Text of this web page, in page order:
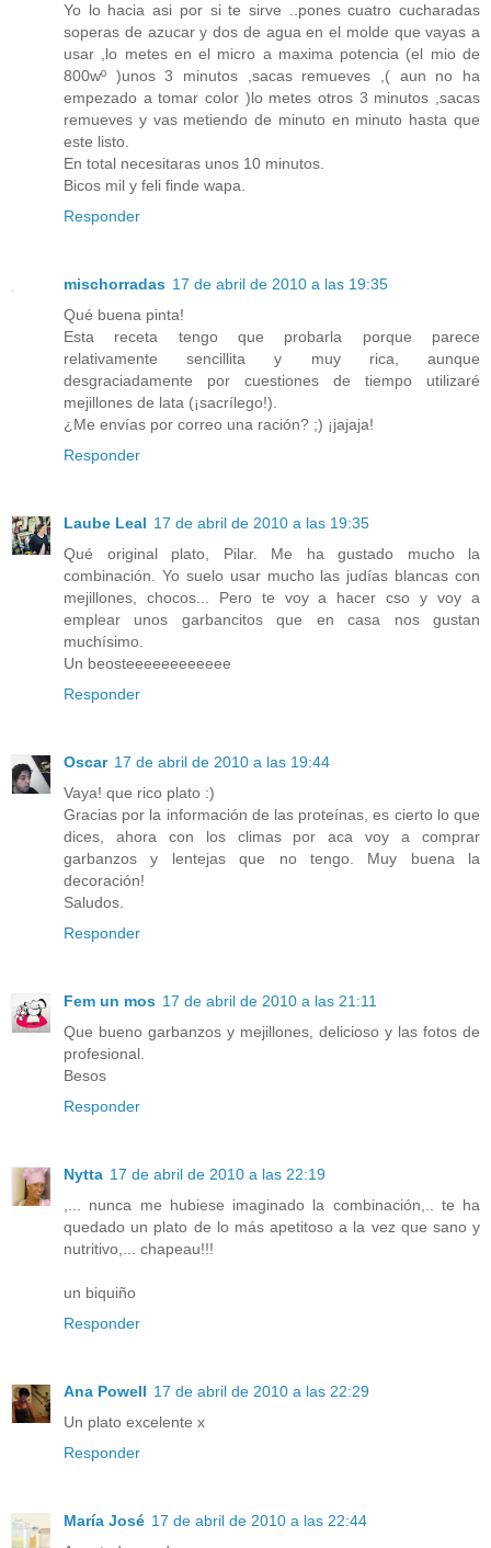
Yo lo hacia asi por si te sirve ..pones cuatro cucharadas
soperas de azucar y dos de agua en el molde que vayas a
usar ,lo metes en el micro a maxima potencia (el mio de
800wº )unos 3 minutos ,sacas remueves ,( aun no ha
empezado a tomar color )lo metes otros 3 minutos ,sacas
remueves y vas metiendo de minuto en minuto hasta que
este listo.
En total necesitaras unos 10 minutos.
Bicos mil y feli finde wapa.
Responder
mischorradas 17 de abril de 2010 a las 19:35
Qué buena pinta!
Esta receta tengo que probarla porque parece
relativamente sencillita y muy rica, aunque
desgraciadamente por cuestiones de tiempo utilizaré
mejillones de lata (¡sacrílego!).
¿Me envías por correo una ración? ;) ¡jajaja!
Responder
Laube Leal 17 de abril de 2010 a las 19:35
Qué original plato, Pilar. Me ha gustado mucho la
combinación. Yo suelo usar mucho las judías blancas con
mejillones, chocos... Pero te voy a hacer cso y voy a
emplear unos garbancitos que en casa nos gustan
muchísimo.
Un beosteeeeeeeeeeee
Responder
Oscar 17 de abril de 2010 a las 19:44
Vaya! que rico plato :)
Gracias por la información de las proteínas, es cierto lo que
dices, ahora con los climas por aca voy a comprar
garbanzos y lentejas que no tengo. Muy buena la
decoración!
Saludos.
Responder
Fem un mos 17 de abril de 2010 a las 21:11
Que bueno garbanzos y mejillones, delicioso y las fotos de
profesional.
Besos
Responder
Nytta 17 de abril de 2010 a las 22:19
,... nunca me hubiese imaginado la combinación,.. te ha
quedado un plato de lo más apetitoso a la vez que sano y
nutritivo,... chapeau!!!
un biquiño
Responder
Ana Powell 17 de abril de 2010 a las 22:29
Un plato excelente x
Responder
María José 17 de abril de 2010 a las 22:44